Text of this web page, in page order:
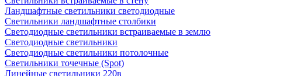
Ландшафтные светильники светодиодные
Светильники ландшафтные столбики
Светодиодные светильники встраиваемые в землю
Светодиодные светильники
Светодиодные светильники потолочные
Светильники точечные (Spot)
Линейные светильники 220в